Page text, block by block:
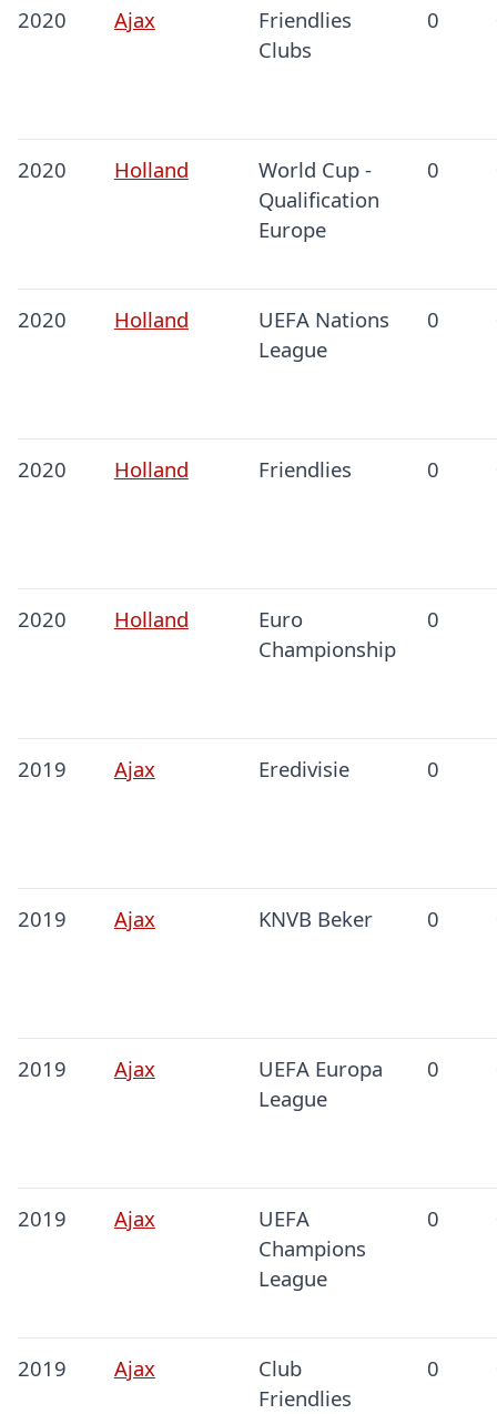
2020 Ajax
Friendlies
Clubs
0
2020 Holland
World Cup -
Qualification
Europe
0
2020 Holland
UEFA Nations
League
0
2020 Holland Friendlies 0
2020 Holland
Euro
Championship
0
2019 Ajax Eredivisie 0
2019 Ajax KNVB Beker 0
2019 Ajax
UEFA Europa
League
0
2019 Ajax
UEFA
Champions
League
0
2019 Ajax
Club
Friendlies
0